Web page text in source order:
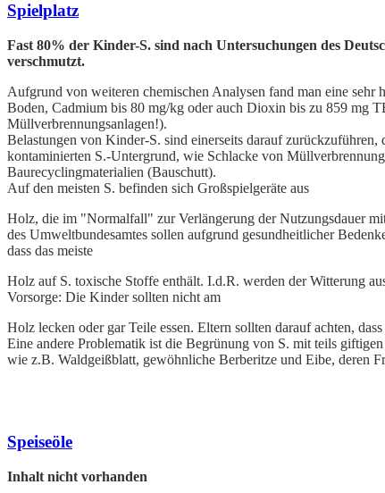
Spielplatz
Fast 80% der Kinder-S. sind nach Untersuchungen des
verschmutzt.
Aufgrund von weiteren chemischen Analysen fand man eine sehr
Boden, Cadmium bis 80 mg/kg oder auch Dioxin bis zu 859 mg
Müllverbrennungsanlagen!).
Belastungen von Kinder-S. sind einerseits darauf
kontaminierten S.-Untergrund, wie Schlacke von
Baurecyclingmaterialien (Bauschutt).
Auf den meisten S. befinden sich Großspielgeräte aus
Holz, die im "Normalfall" zur Verlängerung der Nutzungsdauer
des Umweltbundesamtes sollen aufgrund gesundheitlicher
dass das meiste
Holz auf S. toxische Stoffe enthält. I.d.R. werden der Witterung
Vorsorge: Die Kinder sollten nicht am
Holz lecken oder gar Teile essen. Eltern sollten darauf achten,
Eine andere Problematik ist die Begrünung von S. mit teils
wie z.B. Waldgeißblatt, gewöhnliche Berberitze und Eibe, deren
Speiseöle
Inhalt nicht vorhanden